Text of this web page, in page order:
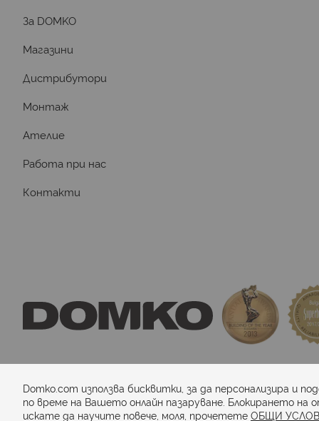
За DOMKO
Магазини
Дистрибутори
Монтаж
Ателие
Работа при нас
Контакти
Domko.com използва бисквитки, за да персонализира и
по време на Вашето онлайн пазаруване. Блокирането на
искате да научите повече, моля, прочетете ОБЩИ